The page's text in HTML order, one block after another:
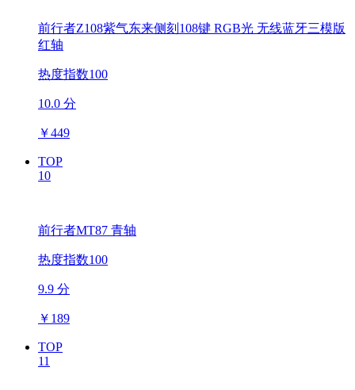
前行者Z108紫气东来侧刻108键 RGB光 无线蓝牙三模版
红轴
热度指数100
10.0 分
￥449
TOP
10
前行者MT87 青轴
热度指数100
9.9 分
￥ 189
TOP
11